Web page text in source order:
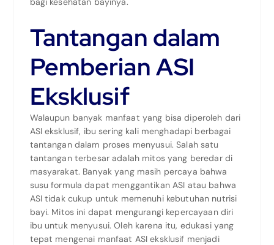
Tantangan dalam
Pemberian ASI
Eksklusif
Walaupun banyak manfaat yang bisa diperoleh dari
ASI eksklusif, ibu sering kali menghadapi berbagai
tantangan dalam proses menyusui. Salah satu
tantangan terbesar adalah mitos yang beredar di
masyarakat. Banyak yang masih percaya bahwa
susu formula dapat menggantikan ASI atau bahwa
ASI tidak cukup untuk memenuhi kebutuhan nutrisi
bayi. Mitos ini dapat mengurangi kepercayaan diri
ibu untuk menyusui. Oleh karena itu, edukasi yang
tepat mengenai manfaat ASI eksklusif menjadi